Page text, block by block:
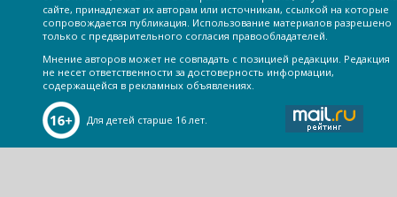
сайте, принадлежат их авторам или источникам, ссылкой на которые
сопровождается публикация. Использование материалов разрешено
только с предварительного согласия правообладателей.
Мнение авторов может не совпадать с позицией редакции. Редакция
не несет ответственности за достоверность информации,
содержащейся в рекламных объявлениях.
Для детей старше 16 лет.